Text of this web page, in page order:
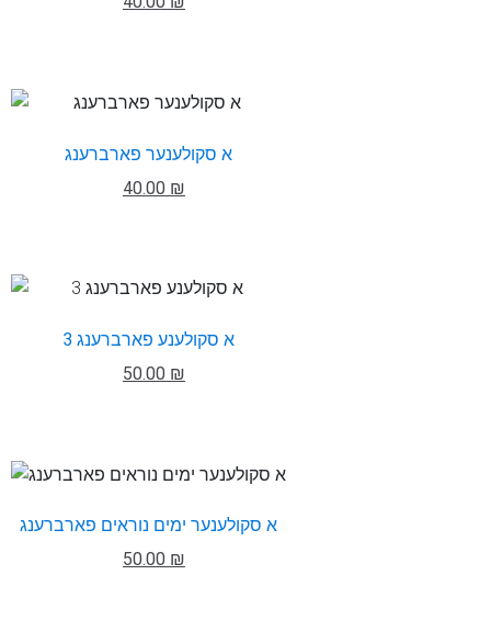
א סקולענער פארברענג
40.00 ₪
א סקולענע פארברענג 3
50.00 ₪
א סקולענער ימים נוראים פארברענג
50.00 ₪